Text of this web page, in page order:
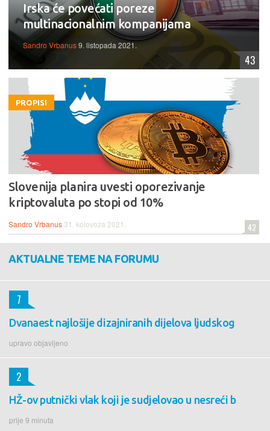
Irska će povećati poreze
multinacionalnim kompanijama
Sandro Vrbanus9. listopada 2021.
43
PROPISI
Slovenija planira uvesti oporezivanje
kriptovaluta po stopi od 10%
Sandro Vrbanus 31. kolovoza 2021. 42
AKTUALNE TEME NA FORUMU
Dvanaest najlošije dizajniranih dijelova ljudskog
upravo objavljeno
7
HŽ-ov putnički vlak koji je sudjelovao u nesreći b
prije 9 minuta
2